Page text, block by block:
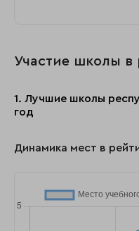
Участие школы в
1. Лучшие школы
год
Динамика мест в